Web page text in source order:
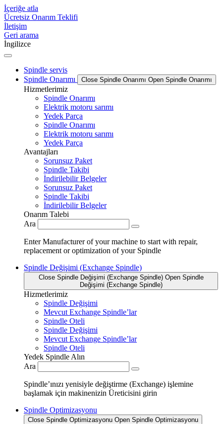
İçeriğe atla
Ücretsiz Onarım Teklifi
İletişim
Geri arama
İngilizce
Spindle servis
Spindle Onarımı
Close Spindle Onarımı Open Spindle Onarımı
Hizmetlerimiz
Spindle Onarımı
Elektrik motoru sarımı
Yedek Parça
Spindle Onarımı
Elektrik motoru sarımı
Yedek Parça
Avantajları
Sorunsuz Paket
Spindle Takibi
İndirilebilir Belgeler
Sorunsuz Paket
Spindle Takibi
İndirilebilir Belgeler
Onarım Talebi
Ara
Enter Manufacturer of your machine to start with repair,
replacement or optimization of your Spindle
Spindle Değişimi (Exchange Spindle)
Close Spindle Değişimi (Exchange Spindle) Open Spindle
Değişimi (Exchange Spindle)
Hizmetlerimiz
Spindle Değişimi
Mevcut Exchange Spindle’lar
Spindle Oteli
Spindle Değişimi
Mevcut Exchange Spindle’lar
Spindle Oteli
Yedek Spindle Alın
Ara
Spindle’ınızı yenisiyle değiştirme (Exchange) işlemine
başlamak için makinenizin Üreticisini girin
Spindle Optimizasyonu
Close Spindle Optimizasyonu Open Spindle Optimizasyonu